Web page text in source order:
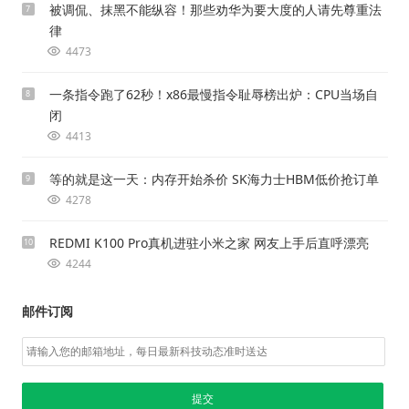
7
被调侃、抹黑不能纵容！那些劝华为要大度的人请先尊重法
律
4473
8
一条指令跑了62秒！x86最慢指令耻辱榜出炉：CPU当场自
闭
4413
9 等的就是这一天：内存开始杀价 SK海力士HBM低价抢订单
4278
10 REDMI K100 Pro真机进驻小米之家 网友上手后直呼漂亮
4244
邮件订阅